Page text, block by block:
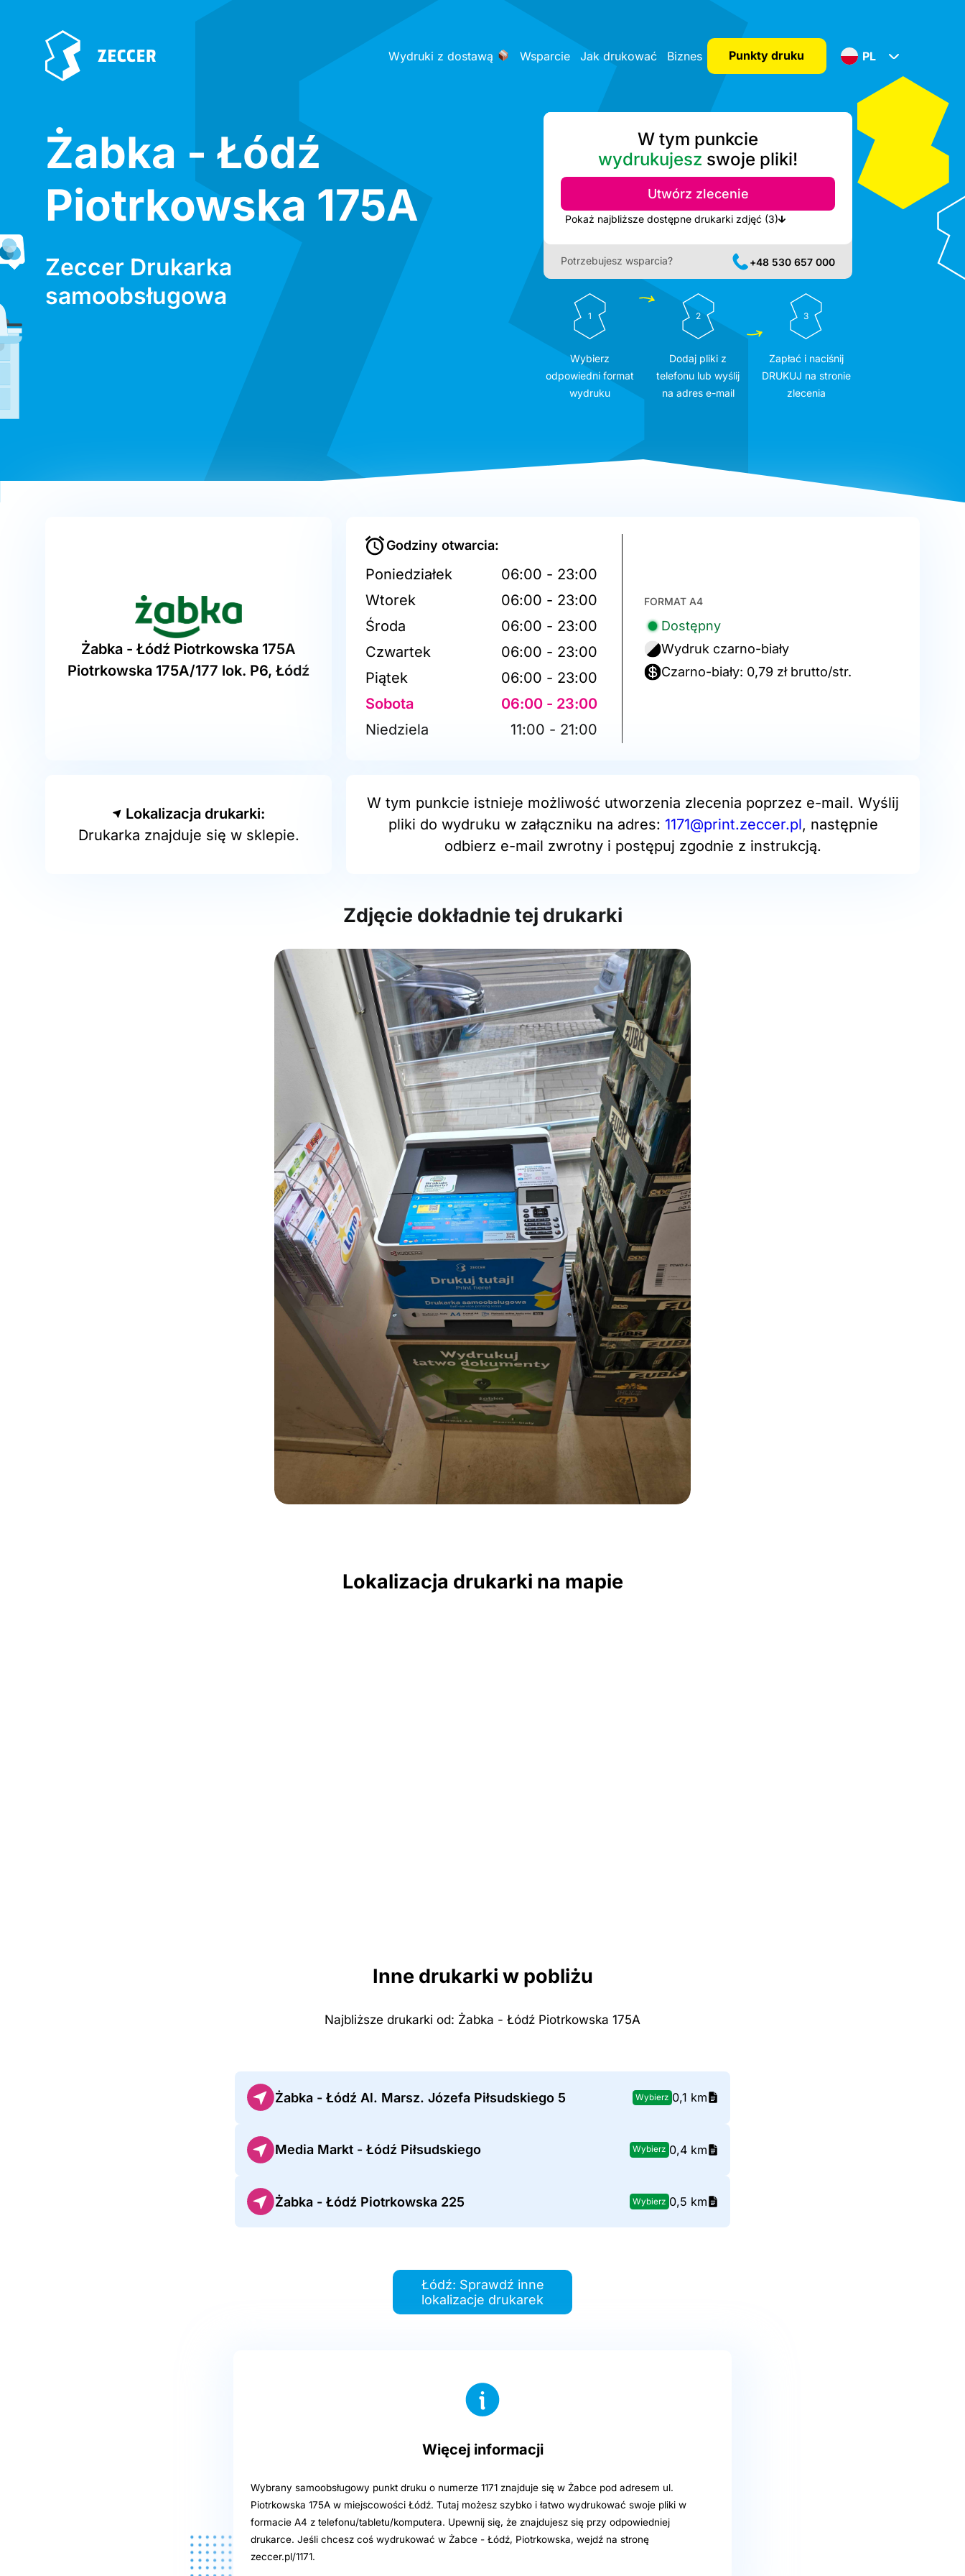
Wydruki z dostawą Wsparcie Jak drukować Biznes Punkty druku PL
Żabka - Łódź
Piotrkowska 175A
Zeccer Drukarka
samoobsługowa
W tym punkcie
wydrukujesz swoje pliki!
Utwórz zlecenie
Pokaż najbliższe dostępne drukarki zdjęć (3)
Potrzebujesz wsparcia? +48 530 657 000
1
Wybierz
odpowiedni format
wydruku
2
Dodaj pliki z
telefonu lub wyślij
na adres e-mail
3
Zapłać i naciśnij
DRUKUJ na stronie
zlecenia
Żabka - Łódź Piotrkowska 175A
Piotrkowska 175A/177 lok. P6, Łódź
Godziny otwarcia:
Poniedziałek
06:00 - 23:00
Wtorek
06:00 - 23:00
Środa
06:00 - 23:00
Czwartek
06:00 - 23:00
Piątek
06:00 - 23:00
Sobota
06:00 - 23:00
Niedziela
11:00 - 21:00
FORMAT A4
Dostępny
Wydruk czarno-biały
Czarno-biały: 0,79 zł brutto/str.
Lokalizacja drukarki:
Drukarka znajduje się w sklepie.
W tym punkcie istnieje możliwość utworzenia zlecenia poprzez e-mail. Wyślij
pliki do wydruku w załączniku na adres: 1171@print.zeccer.pl, następnie
odbierz e-mail zwrotny i postępuj zgodnie z instrukcją.
Zdjęcie dokładnie tej drukarki
Lokalizacja drukarki na mapie
Inne drukarki w pobliżu
Najbliższe drukarki od: Żabka - Łódź Piotrkowska 175A
Żabka - Łódź Al. Marsz. Józefa Piłsudskiego 5 Wybierz 0,1 km
Media Markt - Łódź Piłsudskiego Wybierz 0,4 km
Żabka - Łódź Piotrkowska 225 Wybierz 0,5 km
Łódź: Sprawdź inne
lokalizacje drukarek
Więcej informacji
Wybrany samoobsługowy punkt druku o numerze 1171 znajduje się w Żabce pod adresem ul.
Piotrkowska 175A w miejscowości Łódź. Tutaj możesz szybko i łatwo wydrukować swoje pliki w
formacie A4 z telefonu/tabletu/komputera. Upewnij się, że znajdujesz się przy odpowiedniej
drukarce. Jeśli chcesz coś wydrukować w Żabce - Łódź, Piotrkowska, wejdź na stronę
zeccer.pl/1171.